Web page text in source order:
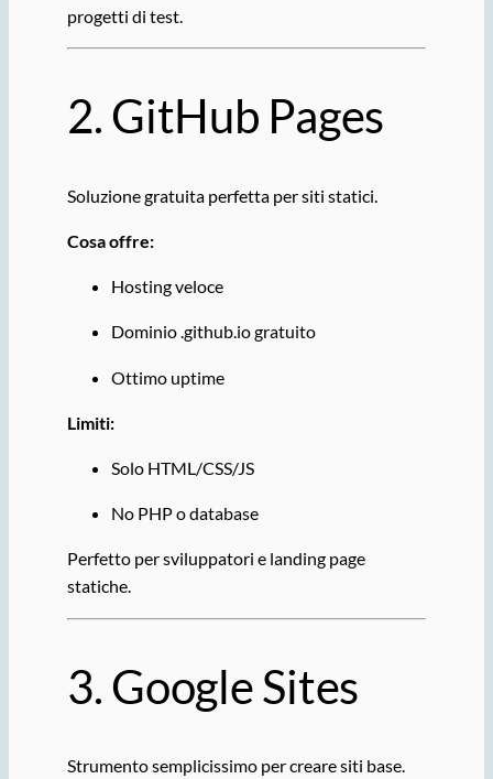
progetti di test.
2. GitHub Pages
Soluzione gratuita perfetta per siti statici.
Cosa offre:
Hosting veloce
Dominio .github.io gratuito
Ottimo uptime
Limiti:
Solo HTML/CSS/JS
No PHP o database
Perfetto per sviluppatori e landing page
statiche.
3. GoogleSites
Strumento semplicissimo per creare siti base.